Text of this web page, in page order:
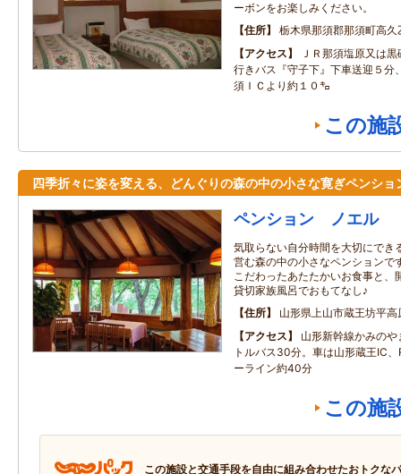
ーボンをお楽しみください。
住所
栃木県那須郡那須町高
アクセス
ＪＲ那須塩原又は
行きバス『守子下』下車送迎５分
須ＩＣより約１０㌔
この施
四季折々に姿を変える、どんぐりの森の中の小さな寛ぎペンショ
ペンション ノエル
気取らない自分時間を大切にでき
営む森の中の小さなペンションで
こだわったあたたかいお食事と、
貸切家族風呂でおもてなし♪
住所
山形県上山市蔵王坊平高
アクセス
山形新幹線かみの
トルバス30分。車は山形蔵王IC
ーライン約40分
この施
この施設と交通手段を自由に組み合わせたおトクな